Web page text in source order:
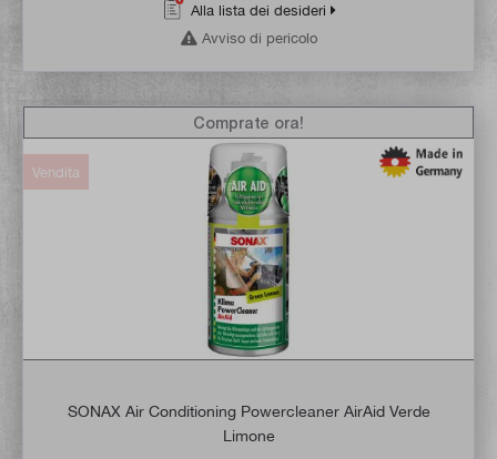
Alla lista dei desideri
Avviso di pericolo
Vendita
SONAX Air Conditioning Powercleaner AirAid Verde
Limone
Comprate ora!